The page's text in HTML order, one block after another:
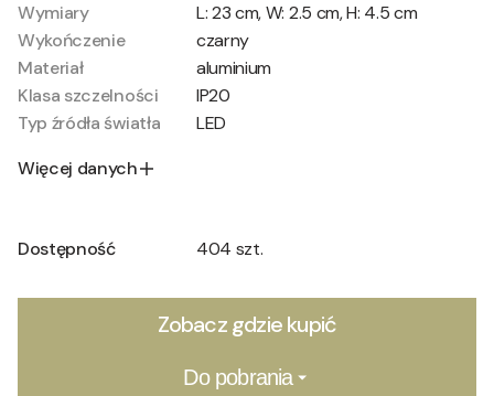
Wymiary
L: 23 cm, W: 2.5 cm, H: 4.5 cm
Wykończenie
czarny
Materiał
aluminium
Klasa szczelności
IP20
Typ źródła światła
LED
Więcej danych
Dostępność 404 szt.
Zobacz gdzie kupić
Do pobrania